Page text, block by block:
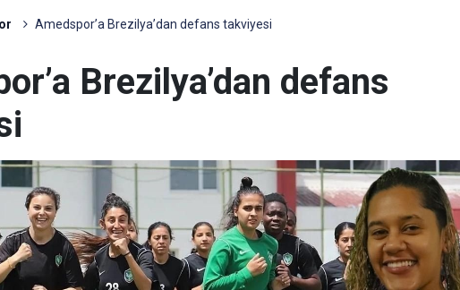
Amedspor’a Brezilya’dan defans takviyesi
Brezilya’dan defans